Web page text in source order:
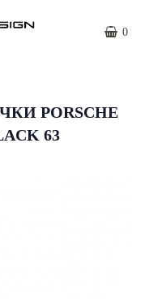
0
PORSCHE
63